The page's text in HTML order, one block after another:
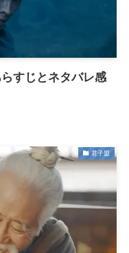
すじとネタバレ感
君子盟